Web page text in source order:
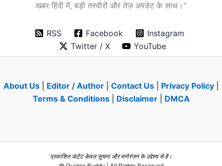
खबर हिंदी में, बड़ी तस्वीरों और तेज़ अपडेट के साथ।"
RSS Facebook
Instagram
Twitter / X
YouTube
About Us| Editor / Author| Contact Us| Privacy Policy|
Terms & Conditions| Disclaimer| DMCA
प्रकाशित कंटेंट केवल सूचना और मनोरंजन के उद्देश्य से है।